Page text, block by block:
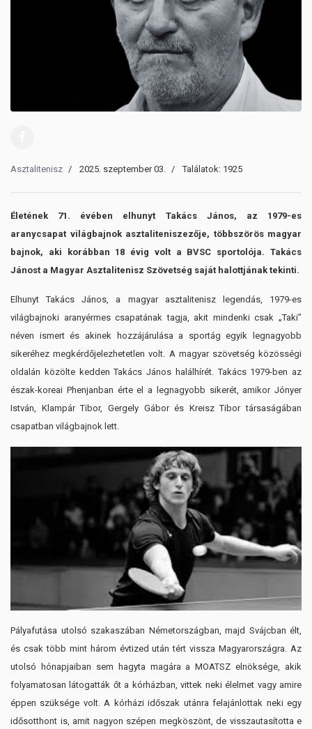
Asztalitenisz 2025. szeptember 03. Találatok: 1925
Életének 71. évében elhunyt Takács János, az 1979-es
aranycsapat világbajnok asztaliteniszezője, többszörös magyar
bajnok, aki korábban 18 évig volt a BVSC sportolója. Takács
Jánost a Magyar Asztalitenisz Szövetség saját halottjának tekinti.
Elhunyt Takács János, a magyar asztalitenisz legendás, 1979-es
világbajnoki aranyérmes csapatának tagja, akit mindenki csak „Taki”
néven ismert és akinek hozzájárulása a sportág egyik legnagyobb
sikeréhez megkérdőjelezhetetlen volt. A magyar szövetség közösségi
oldalán közölte kedden Takács János halálhírét. Takács 1979-ben az
észak-koreai Phenjanban érte el a legnagyobb sikerét, amikor Jónyer
István, Klampár Tibor, Gergely Gábor és Kreisz Tibor társaságában
csapatban világbajnok lett.
Pályafutása utolsó szakaszában Németországban, majd Svájcban élt,
és csak több mint három évtized után tért vissza Magyarországra. Az
utolsó hónapjaiban sem hagyta magára a MOATSZ elnöksége, akik
folyamatosan látogatták őt a kórházban, vittek neki élelmet vagy amire
éppen szüksége volt. A kórházi időszak utánra felajánlottak neki egy
idősotthont is, amit nagyon szépen megköszönt, de visszautasította e